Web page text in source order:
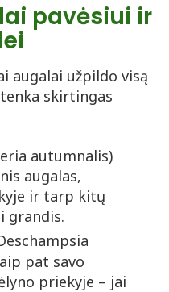
pavėsiui ir
augalai užpildo visą
skirtingas
autumnalis)
augalas,
ir tarp kitų
grandis.
pat savo
priekyje – jai